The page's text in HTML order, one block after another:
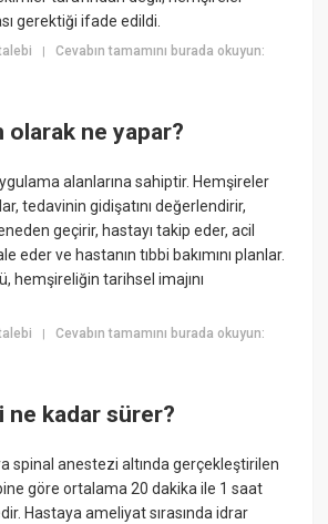
gerektiği ifade edildi.
|Cevabın tamamını burada okuyun:
olarak ne yapar?
alanlarına sahiptir. Hemşireler
tedavinin gidişatını değerlendirir,
geçirir, hastayı takip eder, acil
eder ve hastanın tıbbi bakımını planlar.
hemşireliğin tarihsel imajını
|Cevabın tamamını burada okuyun:
ne kadar sürer?
spinal anestezi altında gerçekleştirilen
göre ortalama 20 dakika ile 1 saat
Hastaya ameliyat sırasında idrar